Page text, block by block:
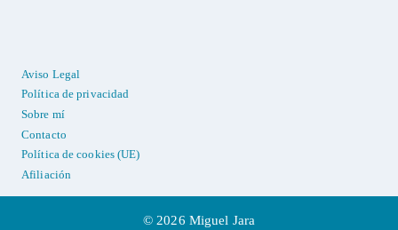
Aviso Legal
Política de privacidad
Sobre mí
Contacto
Política de cookies (UE)
Afiliación
© 2026 Miguel Jara